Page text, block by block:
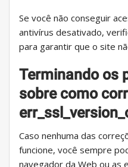
Se você não conseguir
antivírus desativado,
para garantir que o site
Terminando os
sobre como
Caso nenhuma das
funcione, você sempre
navegador da Web ou as